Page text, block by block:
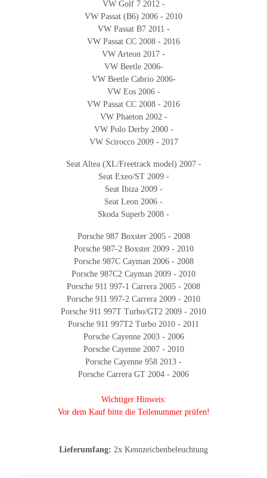
VW Golf 7 2012 -
VW Passat (B6) 2006 - 2010
VW Passat B7 2011 -
VW Passat CC 2008 - 2016
VW Arteon 2017 -
VW Beetle 2006-
VW Beetle Cabrio 2006-
VW Eos 2006 -
VW Passat CC 2008 - 2016
VW Phaeton 2002 -
VW Polo Derby 2000 -
VW Scirocco 2009 - 2017
Seat Altea (XL/Freetrack model) 2007 -
Seat Exeo/ST 2009 -
Seat Ibiza 2009 -
Seat Leon 2006 -
Skoda Superb 2008 -
Porsche 987 Boxster 2005 - 2008
Porsche 987-2 Boxster 2009 - 2010
Porsche 987C Cayman 2006 - 2008
Porsche 987C2 Cayman 2009 - 2010
Porsche 911 997-1 Carrera 2005 - 2008
Porsche 911 997-2 Carrera 2009 - 2010
Porsche 911 997T Turbo/GT2 2009 - 2010
Porsche 911 997T2 Turbo 2010 - 2011
Porsche Cayenne 2003 - 2006
Porsche Cayenne 2007 - 2010
Porsche Cayenne 958 2013 -
Porsche Carrera GT 2004 - 2006
Wichtiger Hinweis:
Vor dem Kauf bitte die Teilenummer prüfen!
Lieferumfang: 2x Kennzeichenbeleuchtung